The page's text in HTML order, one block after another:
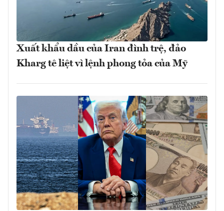
Xuất khẩu dầu của Iran đình trệ, đảo
Kharg tê liệt vì lệnh phong tỏa của Mỹ